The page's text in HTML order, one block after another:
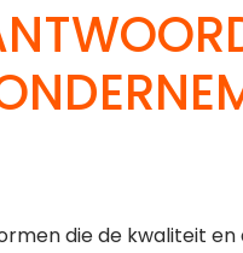
die de kwaliteit en